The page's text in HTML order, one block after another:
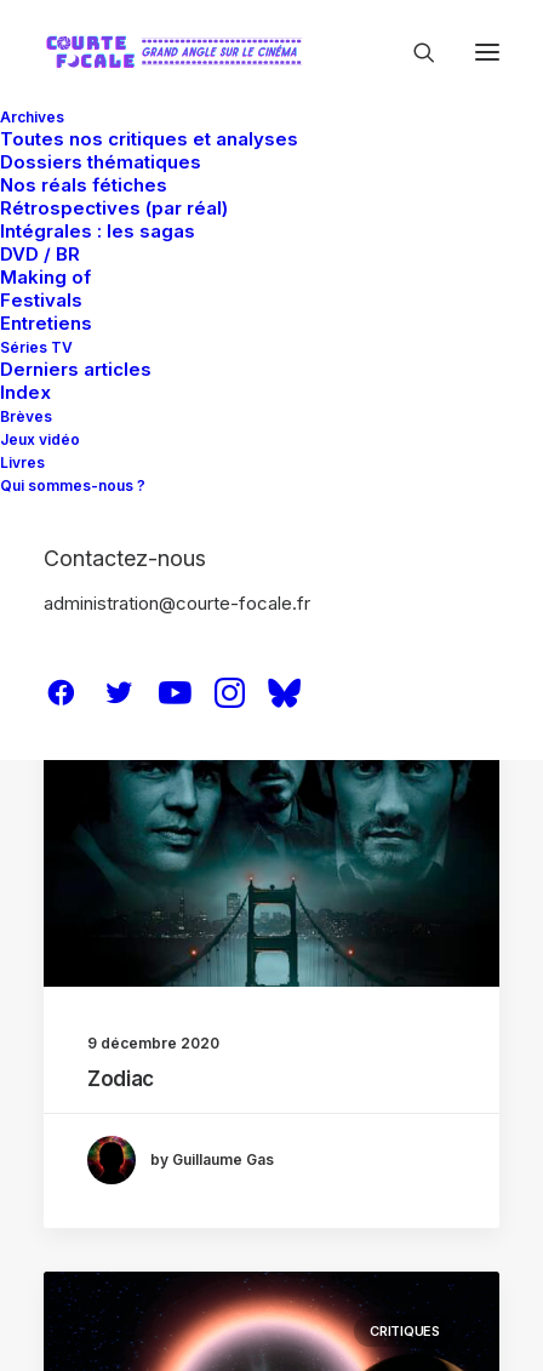
Archives
Toutes nos critiques et analyses
Dossiers thématiques
Nos réals fétiches
Rétrospectives (par réal)
Intégrales : les sagas
DVD / BR
Making of
Festivals
Entretiens
Séries TV
Derniers articles
Index
Brèves
Jeux vidéo
Livres
Qui sommes-nous ?
Contactez-nous
administration@courte-focale.fr
9 décembre 2020
Zodiac
by Guillaume Gas
CRITIQUES